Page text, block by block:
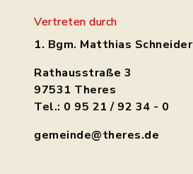
Vertreten durch
1. Bgm. Matthias Schneider
Rathausstraße 3
97531 Theres
Tel.: 0 95 21 / 92 34 - 0
gemeinde@theres.de